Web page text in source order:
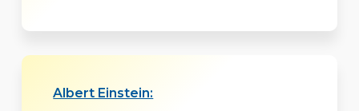
Albert Einstein: